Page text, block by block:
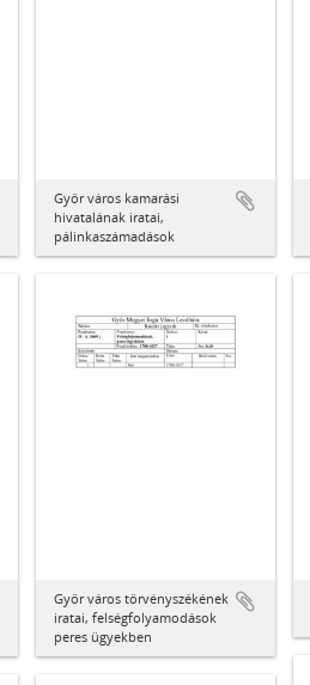
Győr város kamarási
hivatalának iratai,
pálinkaszámadások
Győr város törvényszékének
iratai, felségfolyamodások
peres ügyekben